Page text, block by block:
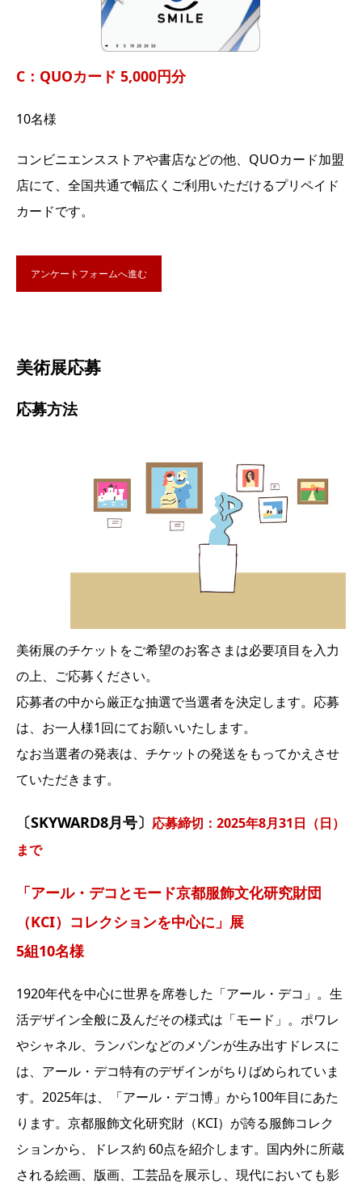
C：QUOカード 5,000円分
10名様
コンビニエンスストアや書店などの他、QUOカード加盟
店にて、全国共通で幅広くご利用いただけるプリペイド
カードです。
アンケートフォームへ進む
美術展応募
応募方法
美術展のチケットをご希望のお客さまは必要項目を入力
の上、ご応募ください。
応募者の中から厳正な抽選で当選者を決定します。応募
は、お一人様1回にてお願いいたします。
なお当選者の発表は、チケットの発送をもってかえさせ
ていただきます。
〔SKYWARD8月号〕 応募締切：2025年8月31日（日）
まで
「アール・デコとモード京都服飾文化研究財団
（KCI）コレクションを中心に」展
5組10名様
1920年代を中心に世界を席巻した「アール・デコ」。生
活デザイン全般に及んだその様式は「モード」。ポワレ
やシャネル、ランバンなどのメゾンが生み出すドレスに
は、アール・デコ特有のデザインがちりばめられていま
す。2025年は、「アール・デコ博」から100年目にあた
ります。京都服飾文化研究財（KCI）が誇る服飾コレク
ションから、ドレス約 60点を紹介します。国内外に所蔵
される絵画、版画、工芸品を展示し、現代においても影